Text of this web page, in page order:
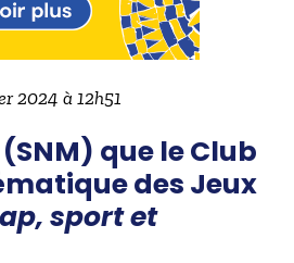
2024 à 12h51
que le Club
des Jeux
sport et